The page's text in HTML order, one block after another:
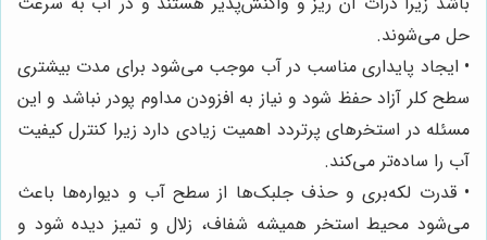
حل می‌شوند.
• ایجاد پایداری مناسب در آب موجب می‌شود برای مدت بیشتری
سطح کلر آزاد حفظ شود و نیاز به افزودن مداوم پودر نباشد و این
مسئله در استخرهای پرتردد اهمیت زیادی دارد زیرا کنترل کیفیت
آب را ساده‌تر می‌کند.
• قدرت لکه‌بری و حذف جلبک‌ها از سطح آب و دیواره‌ها باعث
می‌شود محیط استخر همیشه شفاف، زلال و تمیز دیده شود و